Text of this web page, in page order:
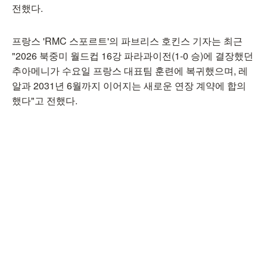
전했다.
프랑스 'RMC 스포르트'의 파브리스 호킨스 기자는 최근
"2026 북중미 월드컵 16강 파라과이전(1-0 승)에 결장했던
추아메니가 수요일 프랑스 대표팀 훈련에 복귀했으며, 레
알과 2031년 6월까지 이어지는 새로운 연장 계약에 합의
했다"고 전했다.